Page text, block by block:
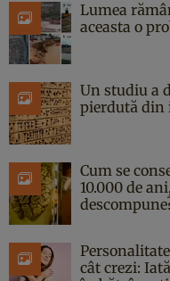
Lumea
aceasta o
Un studiu a
pierdută din
Cum se
10.000 de
cât crezi: